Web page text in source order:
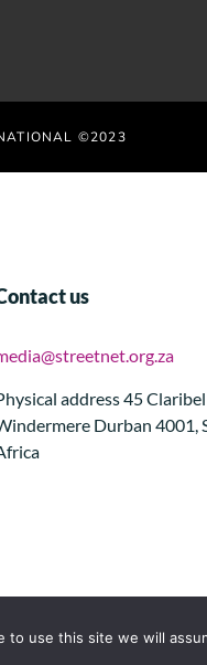
©2023
us
address 45
Durban 4001,
use this site we will